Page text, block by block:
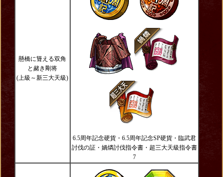
懸橋に聳える双角
と赭き剛将
(上級～新三大天級)
6.5周年記念硬貨・6.5周年記念SP硬貨・臨武君
討伐の証・媧燐討伐指令書・超三大天級指令書
7